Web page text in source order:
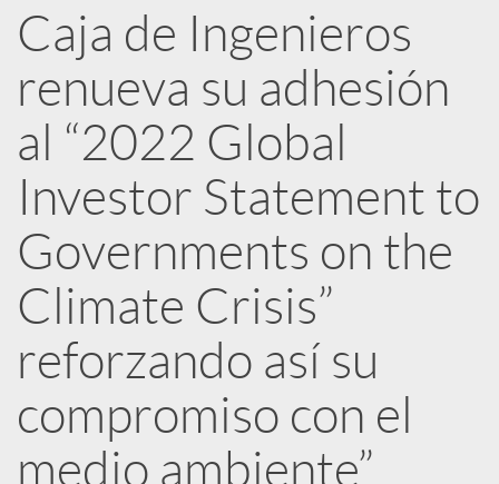
R
e
d
e
s
S
o
Caja de Ingenieros
renueva su adhesión
al “2022 Global
Investor Statement to
Governments on the
Climate Crisis”
reforzando así su
compromiso con el
medio ambiente”